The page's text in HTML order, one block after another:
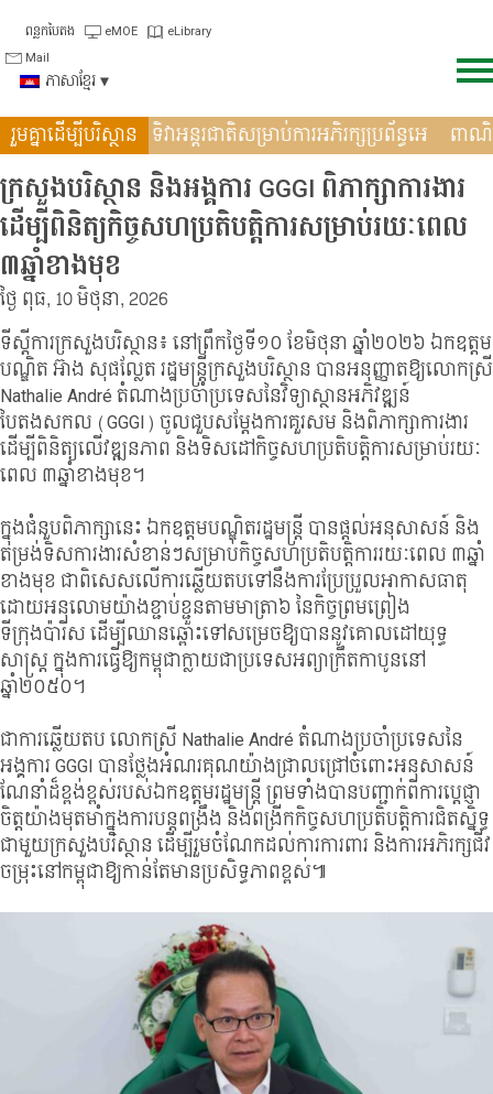
content
ពន្លកបៃតង eMOE
eLibrary
Mail
ភាសាខ្មែរ
រួមគ្នាដើម្បីបរិស្ថាន
រឹងកិច្ចសហប្រតិបត� ទិវាអន្តរជាតិសម្រាប់ការអភិរក្សប្រព័ន្ធអេ ព
ក្រសួងបរិស្ថាន និងអង្គការ GGGI ពិភាក្សាការងារ
ដើម្បីពិនិត្យកិច្ចសហប្រតិបត្តិការសម្រាប់រយៈពេល
៣ឆ្នាំខាងមុខ
ថ្ងៃ ពុធ, 10 មិថុនា, 2026
ទីស្តីការក្រសួងបរិស្ថាន៖ នៅព្រឹកថ្ងៃទី១០ ខែមិថុនា ឆ្នាំ២០២៦ ឯកឧត្តម
បណ្ឌិត អ៊ាង សុផល្លែត រដ្ឋមន្រ្តីក្រសួងបរិស្ថាន បានអនុញ្ញាតឱ្យលោកស្រី
Nathalie Andréតំណាងប្រចាំប្រទេសនៃវិទ្យាស្ថានអភិវឌ្ឍន៍
បៃតងសកល (GGGI) ចូលជួបសម្តែងការគួរសម និងពិភាក្សាការងារ
ដើម្បីពិនិត្យលើវឌ្ឍនភាព និងទិសដៅកិច្ចសហប្រតិបត្តិការសម្រាប់រយៈ
ពេល ៣ឆ្នាំខាងមុខ។
ក្នុងជំនួបពិភាក្សានេះ ឯកឧត្តមបណ្ឌិតរដ្ឋមន្រ្តី បានផ្តល់អនុសាសន៍ និង
តម្រង់ទិសការងារសំខាន់ៗសម្រាប់កិច្ចសហប្រតិបត្តិការរយៈពេល ៣ឆ្នាំ
ខាងមុខ ជាពិសេសលើការឆ្លើយតបទៅនឹងការប្រែប្រួលអាកាសធាតុ
ដោយអនុលោមយ៉ាងខ្ជាប់ខ្ជួនតាមមាត្រា៦ នៃកិច្ចព្រមព្រៀង
ទីក្រុងប៉ារីស ដើម្បីឈានឆ្ពោះទៅសម្រេចឱ្យបាននូវគោលដៅយុទ្ធ
សាស្រ្ត ក្នុងការធ្វើឱ្យកម្ពុជាក្លាយជាប្រទេសអព្យាក្រឹតកាបូននៅ
ឆ្នាំ២០៥០។
ជាការឆ្លើយតប លោកស្រី Nathalie Andréតំណាងប្រចាំប្រទេសនៃ
អង្គការGGGIបានថ្លែងអំណរគុណយ៉ាងជ្រាលជ្រៅចំពោះអនុសាសន៍
ណែនាំដ៏ខ្ពង់ខ្ពស់របស់ឯកឧត្តមរដ្ឋមន្រ្តី ព្រមទាំងបានបញ្ជាក់ពីការប្តេជ្ញា
ចិត្តយ៉ាងមុតមាំក្នុងការបន្តពង្រឹង និងពង្រីកកិច្ចសហប្រតិបត្តិការជិតស្និទ្ធ
ជាមួយក្រសួងបរិស្ថាន ដើម្បីរួមចំណែកដល់ការការពារ និងការអភិរក្សជីវ
ចម្រុះនៅកម្ពុជាឱ្យកាន់តែមានប្រសិទ្ធភាពខ្ពស់៕